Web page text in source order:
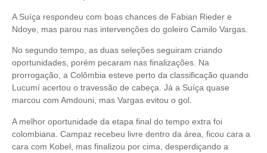
A Suíça respondeu com boas chances de Fabian Rieder e
Ndoye, mas parou nas intervenções do goleiro Camilo Vargas.
No segundo tempo, as duas seleções seguiram criando
oportunidades, porém pecaram nas finalizações. Na
prorrogação, a Colômbia esteve perto da classificação quando
Lucumí acertou o travessão de cabeça. Já a Suíça quase
marcou com Amdouni, mas Vargas evitou o gol.
A melhor oportunidade da etapa final do tempo extra foi
colombiana. Campaz recebeu livre dentro da área, ficou cara a
cara com Kobel, mas finalizou por cima, desperdiçando a